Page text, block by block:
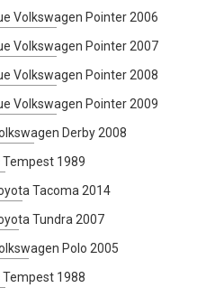
Volkswagen Pointer 2006
Volkswagen Pointer 2007
Volkswagen Pointer 2008
Volkswagen Pointer 2009
Derby 2008
Tempest 1989
Tacoma 2014
Tundra 2007
Polo 2005
Tempest 1988